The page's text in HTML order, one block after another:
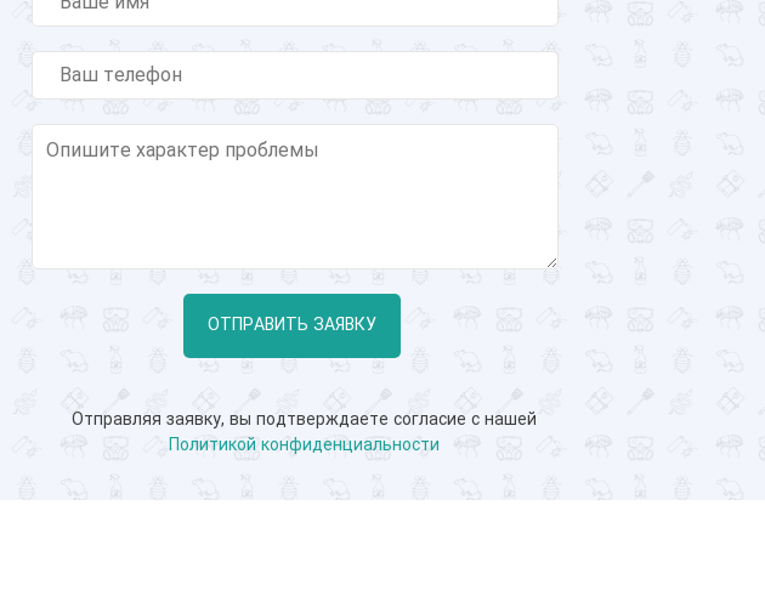
ОТПРАВИТЬ ЗАЯВКУ
Отправляя заявку, вы подтверждаете согласие с нашей
Политикой конфиденциальности